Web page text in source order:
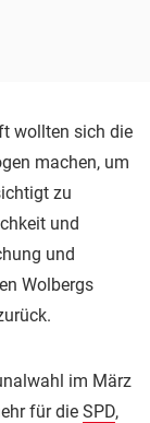
wollten sich die
machen, um
zu
und
und
Wolbergs
im März
für die SPD,